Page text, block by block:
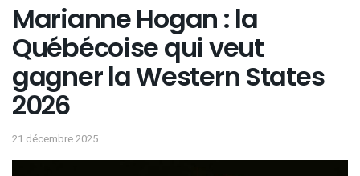
Marianne Hogan : la
Québécoise qui veut
gagner la Western States
2026
21 décembre 2025